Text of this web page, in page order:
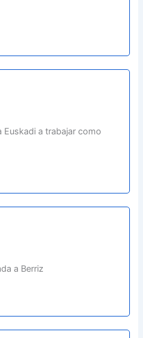
Euskadi a trabajar como
a Berriz